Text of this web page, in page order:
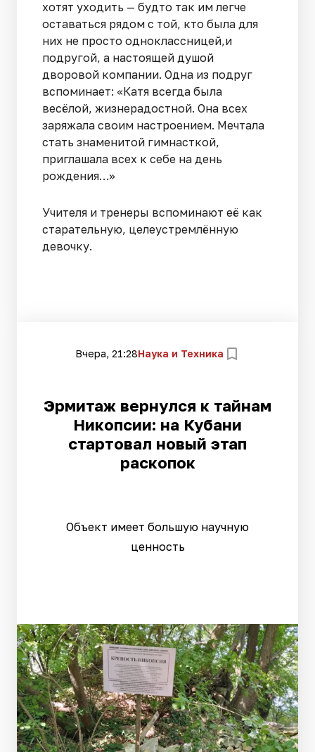
хотят уходить — будто так им легче
оставаться рядом с той, кто была для
них не просто одноклассницей,и
подругой, а настоящей душой
дворовой компании. Одна из подруг
вспоминает: «Катя всегда была
весёлой, жизнерадостной. Она всех
заряжала своим настроением. Мечтала
стать знаменитой гимнасткой,
приглашала всех к себе на день
рождения…»
Учителя и тренеры вспоминают её как
старательную, целеустремлённую
девочку.
Вчера, 21:28Наука и Техника
Эрмитаж вернулся к тайнам
Никопсии: на Кубани
стартовал новый этап
раскопок
Объект имеет большую научную
ценность